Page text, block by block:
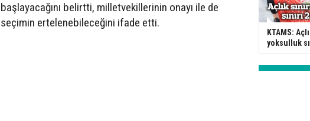
başlayacağını belirtti, milletvekillerinin onayı ile de
seçimin ertelenebileceğini ifade etti.
KTAMS:
yoksulluk